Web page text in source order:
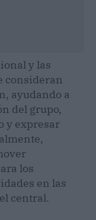
y las
consideran
ayudando a
del grupo,
y expresar
los
en las
central.